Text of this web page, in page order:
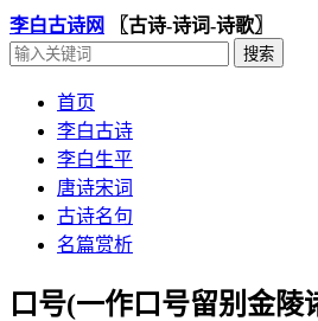
李白古诗网 〖古诗-诗词-诗歌〗
首页
李白古诗
李白生平
唐诗宋词
古诗名句
名篇赏析
口号(一作口号留别金陵